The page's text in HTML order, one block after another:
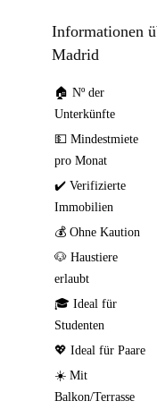
Informationen
Madrid
🏠 Nº der
Unterkünfte
💵 Mindestmiete
pro Monat
✔️ Verifizierte
Immobilien
💰 Ohne Kaution
🐶 Haustiere
erlaubt
🎓 Ideal für
Studenten
💖 Ideal für Paare
☀️ Mit
Balkon/Terrasse